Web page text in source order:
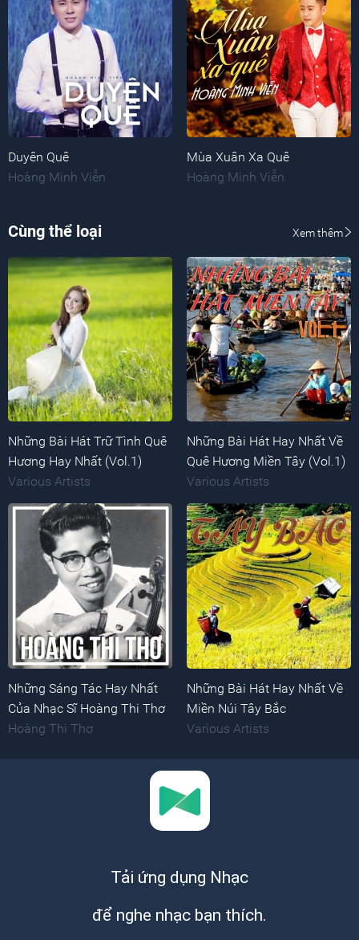
Duyên Quê
Hoàng Minh Viễn
Mùa Xuân Xa Quê
Hoàng Minh Viễn
Cùng thể loại Xem thêm
Những Bài Hát Trữ Tình Quê
Hương Hay Nhất (Vol.1)
Various Artists
Những Bài Hát Hay Nhất Về
Quê Hương Miền Tây (Vol.1)
Various Artists
Những Sáng Tác Hay Nhất
Của Nhạc Sĩ Hoàng Thi Thơ
Hoàng Thi Thơ
Những Bài Hát Hay Nhất Về
Miền Núi Tây Bắc
Various Artists
Tải ứng dụng Nhạc
để nghe nhạc bạn thích.